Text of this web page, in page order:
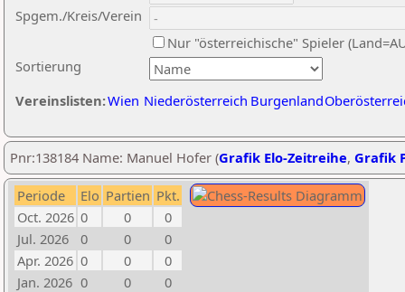
Sortierung
Spgem./Kreis/Verein
Nur "österreichische" Spieler
Vereinslisten:Wien Niederösterreich Burgenland
Pnr:138184 Name: Manuel Hofer (Grafik Elo-Zeitreihe, Grafik
Periode Elo Partien Pkt.
Oct. 2026 0 0
0
Jul. 2026
0 0
0
Apr. 2026 0 0
0
Jan. 2026 0 0
0